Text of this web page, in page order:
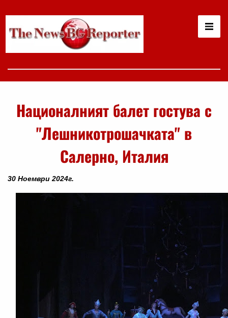
Националният балет гостува с
"Лешникотрошачката" в
Салерно, Италия
30 Ноември 2024г.